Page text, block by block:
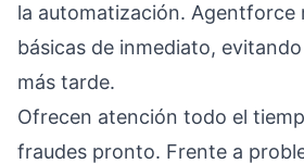
la automatización. Agentforce
básicas de inmediato,
más tarde.
Ofrecen atención todo el
fraudes pronto. Frente a